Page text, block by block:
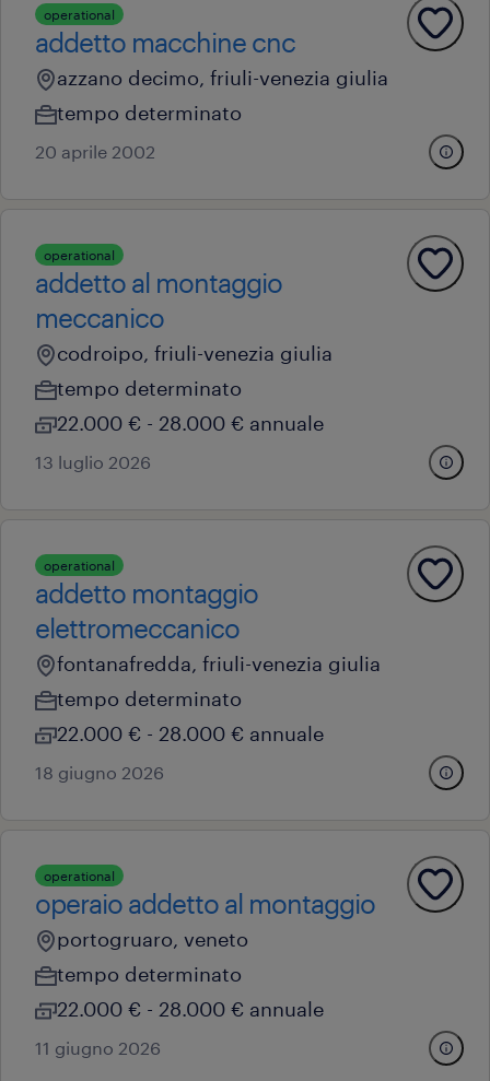
operational
addetto macchine cnc
azzano decimo, friuli-venezia giulia
tempo determinato
20 aprile 2002
operational
addetto al montaggio
meccanico
codroipo, friuli-venezia giulia
tempo determinato
22.000 € - 28.000 € annuale
13 luglio 2026
operational
addetto montaggio
elettromeccanico
fontanafredda, friuli-venezia giulia
tempo determinato
22.000 € - 28.000 € annuale
18 giugno 2026
operational
operaio addetto al montaggio
portogruaro, veneto
tempo determinato
22.000 € - 28.000 € annuale
11 giugno 2026